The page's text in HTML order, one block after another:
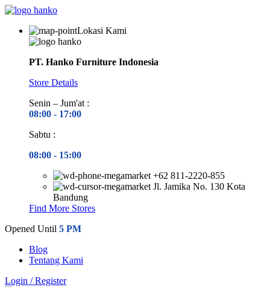
Lokasi Kami
PT. Hanko Furniture Indonesia
Store Details
Senin – Jum'at :
08:00 - 17:00
Sabtu :
08:00 - 15:00
+62 811-2220-855
Jl. Jamika No. 130 Kota
Bandung
Find More Stores
Opened Until 5 PM
Blog
Tentang Kami
Login / Register